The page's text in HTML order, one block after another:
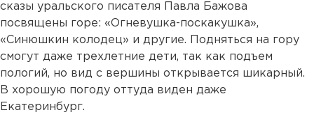
сказы уральского писателя Павла Бажова
посвящены горе: «Огневушка-поскакушка»,
«Синюшкин колодец» и другие. Подняться на гору
смогут даже трехлетние дети, так как подъем
пологий, но вид с вершины открывается шикарный.
В хорошую погоду оттуда виден даже
Екатеринбург.